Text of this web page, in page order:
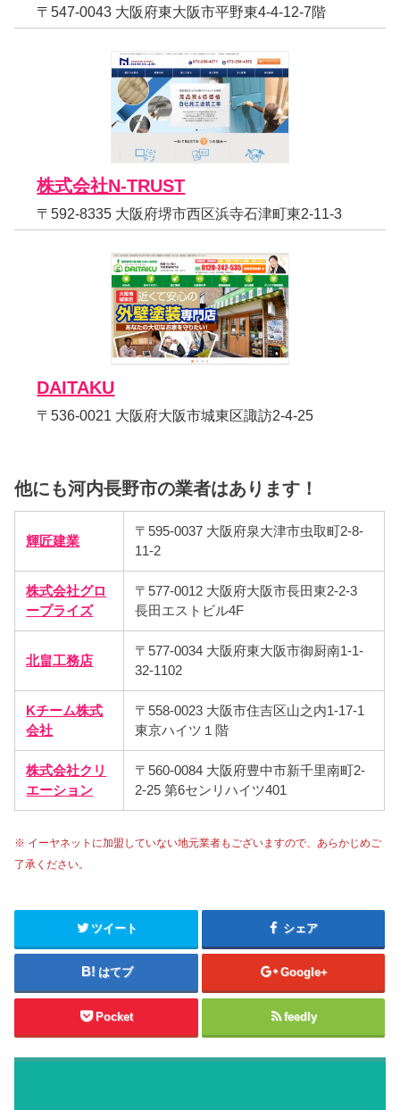
〒547-0043 大阪府東大阪市平野東4-4-12-7階
株式会社N-TRUST
〒592-8335 大阪府堺市西区浜寺石津町東2-11-3
DAITAKU
〒536-0021 大阪府大阪市城東区諏訪2-4-25
他にも河内長野市の業者はあります！
輝匠建業
〒595-0037 大阪府泉大津市虫取町2-8-
11-2
株式会社グロ
ープライズ
〒577-0012 大阪府大阪市長田東2-2-3
長田エストビル4F
北畠工務店
〒577-0034 大阪府東大阪市御厨南1-1-
32-1102
Kチーム株式
会社
〒558-0023 大阪市住吉区山之内1-17-1
東京ハイツ１階
株式会社クリ
エーション
〒560-0084 大阪府豊中市新千里南町2-
2-25 第6センリハイツ401
※ イーヤネットに加盟していない地元業者もございますので、あらかじめご
了承ください。
ツイート シェア
はてブ Google+
Pocket feedly